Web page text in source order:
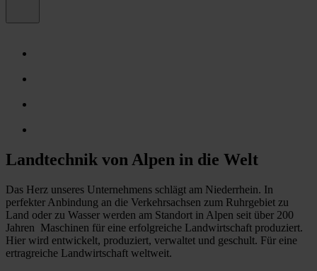
Landtechnik von Alpen in die Welt
Das Herz unseres Unternehmens schlägt am Niederrhein. In
perfekter Anbindung an die Verkehrsachsen zum Ruhrgebiet zu
Land oder zu Wasser werden am Standort in Alpen seit über 200
Jahren Maschinen für eine erfolgreiche Landwirtschaft produziert.
Hier wird entwickelt, produziert, verwaltet und geschult. Für eine
ertragreiche Landwirtschaft weltweit.